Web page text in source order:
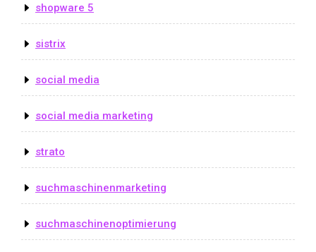
shopware 5
sistrix
social media
social media marketing
strato
suchmaschinenmarketing
suchmaschinenoptimierung